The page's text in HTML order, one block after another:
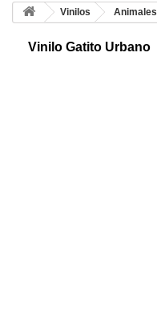
Vinilos Animales
Vinilo Gatito Urbano